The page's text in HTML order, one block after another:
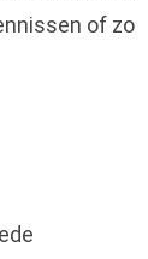
of zo